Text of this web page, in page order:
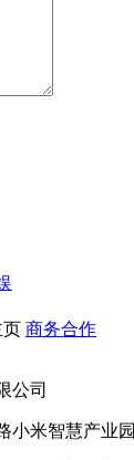
页 商务合作
公司
小米智慧产业园